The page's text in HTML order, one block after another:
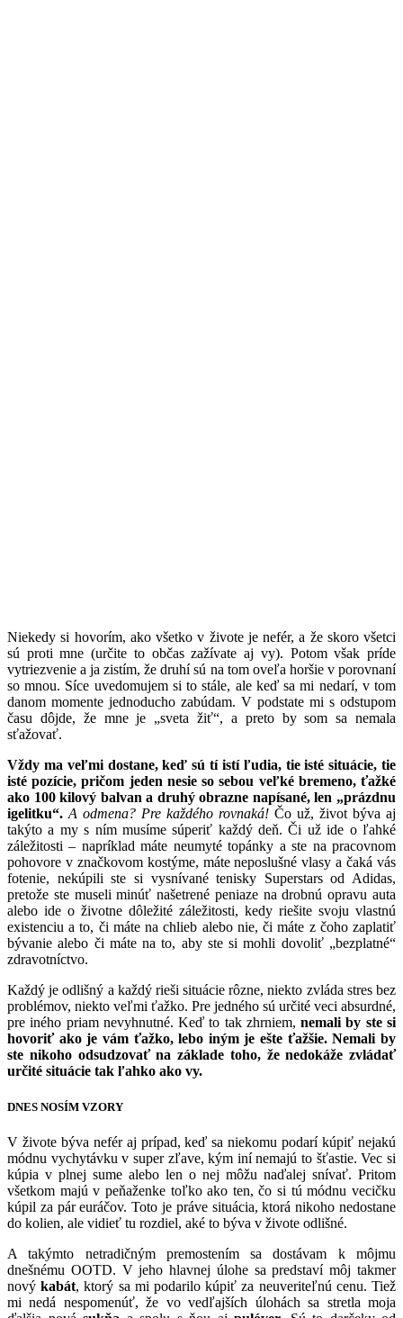
Niekedy si hovorím, ako všetko v živote je nefér, a že skoro všetci
sú proti mne (určite to občas zažívate aj vy). Potom však príde
vytriezvenie a ja zistím, že druhí sú na tom oveľa horšie v porovnaní
so mnou. Síce uvedomujem si to stále, ale keď sa mi nedarí, v tom
danom momente jednoducho zabúdam. V podstate mi s odstupom
času dôjde, že mne je „sveta žiť“, a preto by som sa nemala
sťažovať.
Vždy ma veľmi dostane, keď sú tí istí ľudia, tie isté situácie, tie
isté pozície, pričom jeden nesie so sebou veľké bremeno, ťažké
ako 100 kilový balvan a druhý obrazne napísané, len „prázdnu
igelitku“. A odmena? Pre každého rovnaká! Čo už, život býva aj
takýto a my s ním musíme súperiť každý deň. Či už ide o ľahké
záležitosti – napríklad máte neumyté topánky a ste na pracovnom
pohovore v značkovom kostýme, máte neposlušné vlasy a čaká vás
fotenie, nekúpili ste si vysnívané tenisky Superstars od Adidas,
pretože ste museli minúť našetrené peniaze na drobnú opravu auta
alebo ide o životne dôležité záležitosti, kedy riešite svoju vlastnú
existenciu a to, či máte na chlieb alebo nie, či máte z čoho zaplatiť
bývanie alebo či máte na to, aby ste si mohli dovoliť „bezplatné“
zdravotníctvo.
Každý je odlišný a každý rieši situácie rôzne, niekto zvláda stres bez
problémov, niekto veľmi ťažko. Pre jedného sú určité veci absurdné,
pre iného priam nevyhnutné. Keď to tak zhrniem,nemali by ste si
hovoriť ako je vám ťažko, lebo iným je ešte ťažšie. Nemali by
ste nikoho odsudzovať na základe toho, že nedokáže zvládať
určité situácie tak ľahko ako vy.
DNES NOSÍM VZORY
V živote býva nefér aj prípad, keď sa niekomu podarí kúpiť nejakú
módnu vychytávku v super zľave, kým iní nemajú to šťastie. Vec si
kúpia v plnej sume alebo len o nej môžu naďalej snívať. Pritom
všetkom majú v peňaženke toľko ako ten, čo si tú módnu vecičku
kúpil za pár euráčov. Toto je práve situácia, ktorá nikoho nedostane
do kolien, ale vidieť tu rozdiel, aké to býva v živote odlišné.
A takýmto netradičným premostením sa dostávam k môjmu
dnešnému OOTD. V jeho hlavnej úlohe sa predstaví môj takmer
novýkabát, ktorý sa mi podarilo kúpiť za neuveriteľnú cenu. Tiež
mi nedá nespomenúť, že vo vedľajších úlohách sa stretla moja